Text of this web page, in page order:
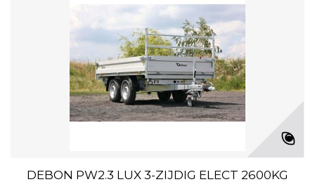
DEBON PW2.3 LUX 3-ZIJDIG ELECT 2600KG